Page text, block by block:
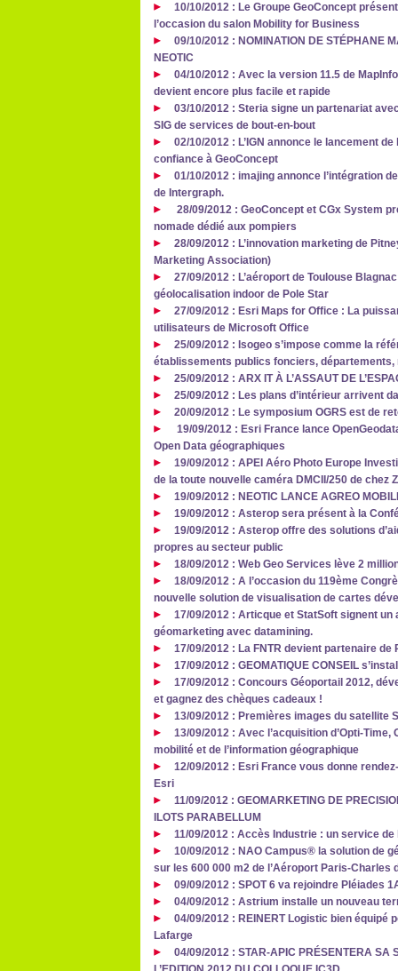
10/10/2012 : Le Groupe GeoConcept
l’occasion du salon Mobility for Business
09/10/2012 : NOMINATION DE STÉPHANE
NEOTIC
04/10/2012 : Avec la version 11.5 de
devient encore plus facile et rapide
03/10/2012 : Steria signe un partenariat
SIG de services de bout-en-bout
02/10/2012 : L’IGN annonce le lancement
confiance à GeoConcept
01/10/2012 : imajing annonce l’intégration
de Intergraph.
28/09/2012 : GeoConcept et CGx System
nomade dédié aux pompiers
28/09/2012 : L’innovation marketing de
Marketing Association)
27/09/2012 : L’aéroport de Toulouse
géolocalisation indoor de Pole Star
27/09/2012 : Esri Maps for Office : La
utilisateurs de Microsoft Office
25/09/2012 : Isogeo s’impose comme la
établissements publics fonciers, départements,
25/09/2012 : ARX IT À L’ASSAUT DE
25/09/2012 : Les plans d’intérieur arrivent
20/09/2012 : Le symposium OGRS est de
19/09/2012 : Esri France lance
Open Data géographiques
19/09/2012 : APEI Aéro Photo Europe
de la toute nouvelle caméra DMCII/250 de chez
19/09/2012 : NEOTIC LANCE AGREO
19/09/2012 : Asterop sera présent à la
19/09/2012 : Asterop offre des solutions
propres au secteur public
18/09/2012 : Web Geo Services lève 2
18/09/2012 : A l’occasion du 119ème
nouvelle solution de visualisation de cartes
17/09/2012 : Articque et StatSoft signent
géomarketing avec datamining.
17/09/2012 : La FNTR devient partenaire de
17/09/2012 : GEOMATIQUE CONSEIL
17/09/2012 : Concours Géoportail 2012,
et gagnez des chèques cadeaux !
13/09/2012 : Premières images du satellite
13/09/2012 : Avec l’acquisition d’Opti-
mobilité et de l’information géographique
12/09/2012 : Esri France vous donne
Esri
11/09/2012 : GEOMARKETING DE
ILOTS PARABELLUM
11/09/2012 : Accès Industrie : un service
10/09/2012 : NAO Campus® la solution de
sur les 600 000 m2 de l’Aéroport Paris-Charles
09/09/2012 : SPOT 6 va rejoindre Pléiades
04/09/2012 : Astrium installe un nouveau
04/09/2012 : REINERT Logistic bien
Lafarge
04/09/2012 : STAR-APIC PRÉSENTERA SA